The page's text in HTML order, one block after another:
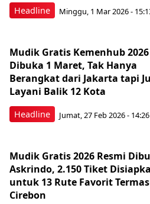
Headline Minggu, 1 Mar 2026 -
Headline
Mudik Gratis Kemenhub 2026
Dibuka 1 Maret, Tak Hanya
Berangkat dari Jakarta tapi
Layani Balik 12 Kota
Jumat, 27 Feb 2026 - 14:26
Mudik Gratis 2026 Resmi
Askrindo, 2.150 Tiket
untuk 13 Rute Favorit
Cirebon